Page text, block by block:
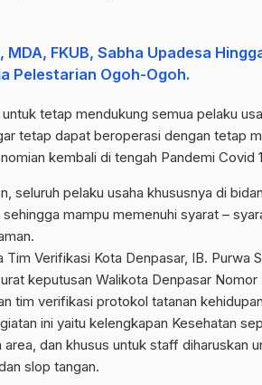
MDA, FKUB, Sabha Upadesa
Pelestarian Ogoh-Ogoh.
tetap mendukung semua pelaku
tetap dapat beroperasi dengan tetap
kembali di tengah Pandemi Covid
seluruh pelaku usaha khususnya di
mampu memenuhi syarat –
Tim Verifikasi Kota Denpasar, IB. Purwa
keputusan Walikota Denpasar
tim verifikasi protokol tatanan
ini yaitu kelengkapan Kesehatan
dan khusus untuk staff diharuskan
slop tangan.